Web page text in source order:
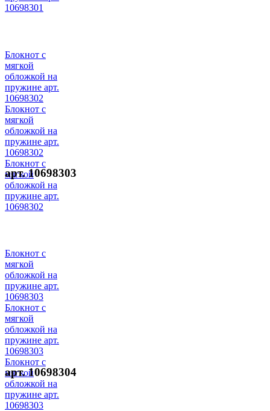
10698301
Блокнот с
мягкой
обложкой на
пружине арт.
10698302
Блокнот с
мягкой
обложкой на
пружине арт.
10698302
Блокнот с
мягкой
обложкой на
пружине арт.
10698302
арт. 10698303
Блокнот с
мягкой
обложкой на
пружине арт.
10698303
Блокнот с
мягкой
обложкой на
пружине арт.
10698303
Блокнот с
мягкой
обложкой на
пружине арт.
10698303
арт. 10698304